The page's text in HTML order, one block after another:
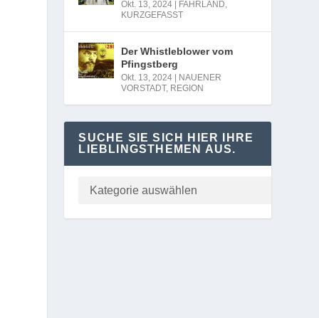
Okt. 13, 2024 FAHRLAND,
KURZGEFASST
Der Whistleblower vom
Pfingstberg
Okt. 13, 2024
NAUENER
VORSTADT, REGION
SUCHE SIE SICH HIER IHRE
LIEBLINGSTHEMEN AUS.